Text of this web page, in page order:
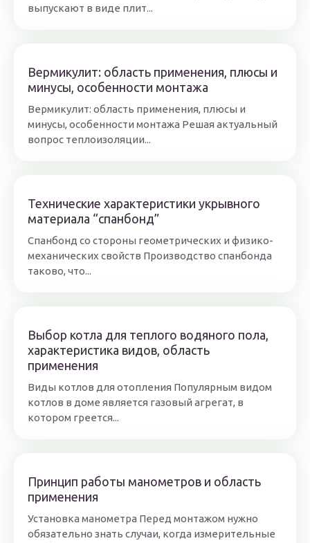
выпускают в виде плит...
Вермикулит: область применения, плюсы и
минусы, особенности монтажа
Вермикулит: область применения, плюсы и
минусы, особенности монтажа Решая актуальный
вопрос теплоизоляции...
Технические характеристики укрывного
материала “спанбонд”
Спанбонд со стороны геометрических и физико-
механических свойств Производство спанбонда
таково, что...
Выбор котла для теплого водяного пола,
характеристика видов, область
применения
Виды котлов для отопления Популярным видом
котлов в доме является газовый агрегат, в
котором греется...
Принцип работы манометров и область
применения
Установка манометра Перед монтажом нужно
обязательно знать случаи, когда измерительные